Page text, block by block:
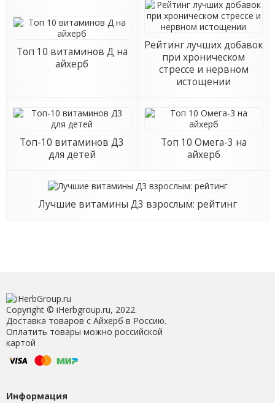
Топ 10 витаминов Д на
айхерб
Рейтинг лучших добавок
при хроническом
стрессе и нервном
истощении
Топ-10 витаминов Д3
для детей
Топ 10 Омега-3 на
айхерб
Лучшие витамины Д3 взрослым: рейтинг
Copyright © iHerbgroup.ru, 2022.
Доставка товаров с Айхерб в Россию.
Оплатить товары можно российской
картой
Информация